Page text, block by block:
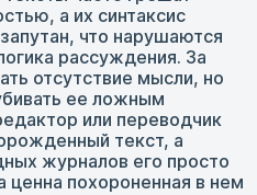
а их синтаксис
что нарушаются
рассуждения. За
отсутствие мысли, но
ее ложным
или переводчик
текст, а
журналов его просто
ценна похороненная в нем